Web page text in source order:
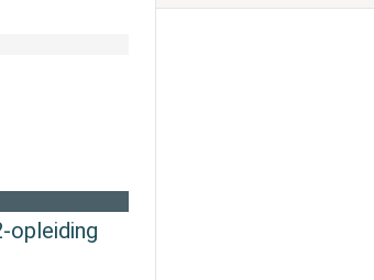
opleiding